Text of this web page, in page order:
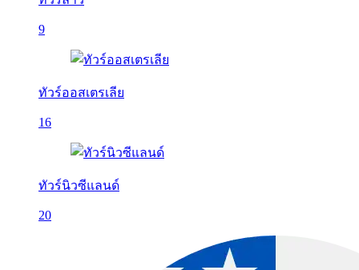
9
ทัวร์ออสเตรเลีย
16
ทัวร์นิวซีแลนด์
20